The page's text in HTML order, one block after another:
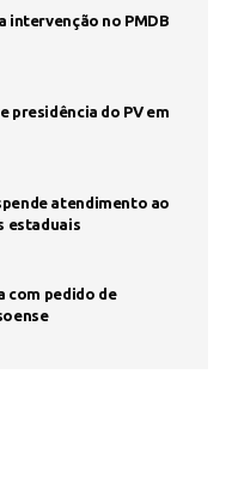
intervenção no PMDB
presidência do PV em
atendimento ao
estaduais
com pedido de